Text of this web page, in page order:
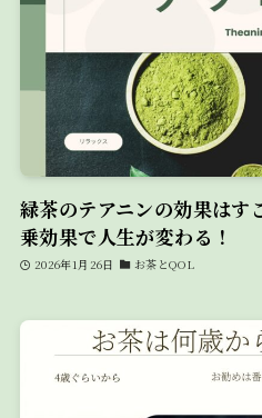
緑茶のテアニンの効果はす
乗効果で人生が変わる！
2026年1月26日 お茶とQOL